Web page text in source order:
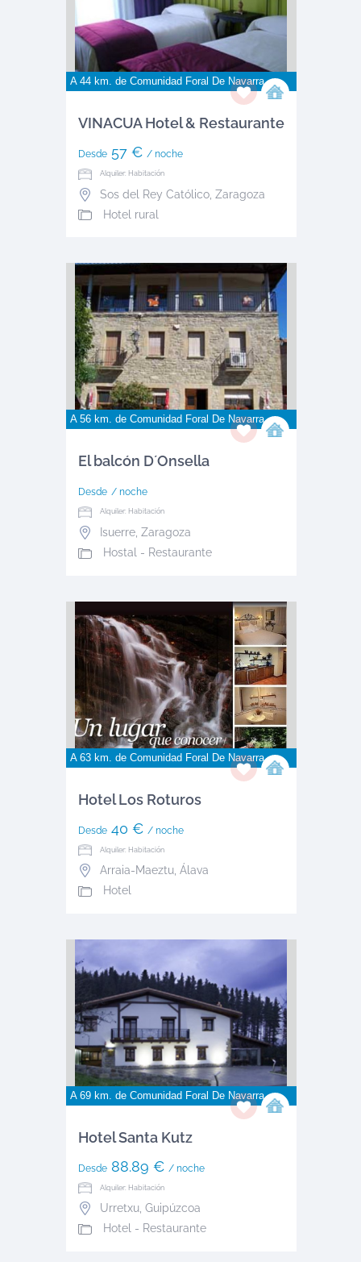
A 44 km. de Comunidad Foral De Navarra
VINACUA Hotel & Restaurante
Desde57 € / noche
Alquiler: Habitación
Sos del Rey Católico, Zaragoza
Hotel rural
A 56 km. de Comunidad Foral De Navarra
El balcón D´Onsella
Desde / noche
Alquiler: Habitación
Isuerre, Zaragoza
Hostal - Restaurante
A 63 km. de Comunidad Foral De Navarra
Hotel Los Roturos
Desde40 € / noche
Alquiler: Habitación
Arraia-Maeztu, Álava
Hotel
A 69 km. de Comunidad Foral De Navarra
Hotel Santa Kutz
Desde88.89 € / noche
Alquiler: Habitación
Urretxu, Guipúzcoa
Hotel - Restaurante